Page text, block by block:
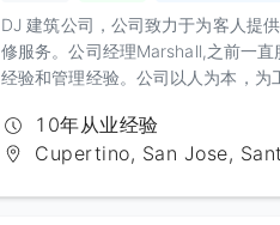
DJ 建筑公司，公司致力于为客人提
修服务。公司经理Marshall,之前一
经验和管理经验。公司以人为本，
区各个家庭。尽我所能，为您创造一
10年从业经验
Cupertino, San Jose,